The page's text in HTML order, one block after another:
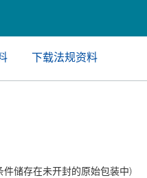
下载法规资料
储存在未开封的原始包装中)